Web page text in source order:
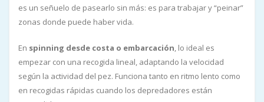
es un señuelo de pasearlo sin más: es para trabajar y “peinar”
zonas donde puede haber vida.
En spinning desde costa o embarcación, lo ideal es
empezar con una recogida lineal, adaptando la velocidad
según la actividad del pez. Funciona tanto en ritmo lento como
en recogidas rápidas cuando los depredadores están